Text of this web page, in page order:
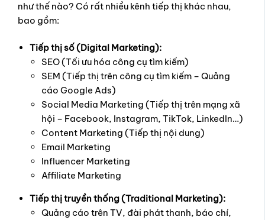
như thế nào? Có rất nhiều kênh tiếp thị khác nhau,
bao gồm:
Tiếp thị số (Digital Marketing):
SEO (Tối ưu hóa công cụ tìm kiếm)
SEM (Tiếp thị trên công cụ tìm kiếm – Quảng
cáo Google Ads)
Social Media Marketing (Tiếp thị trên mạng xã
hội – Facebook, Instagram, TikTok, LinkedIn…)
Content Marketing (Tiếp thị nội dung)
Email Marketing
Influencer Marketing
Affiliate Marketing
Tiếp thị truyền thống (Traditional Marketing):
Quảng cáo trên TV, đài phát thanh, báo chí,